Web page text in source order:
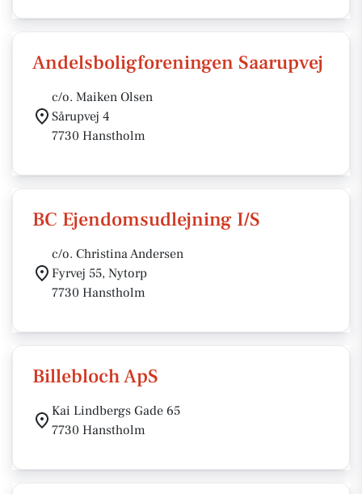
Andelsboligforeningen Saarupvej
c/o. Maiken Olsen
Sårupvej 4
7730 Hanstholm
BC Ejendomsudlejning I/S
c/o. Christina Andersen
Fyrvej 55, Nytorp
7730 Hanstholm
Billebloch ApS
Kai Lindbergs Gade 65
7730 Hanstholm